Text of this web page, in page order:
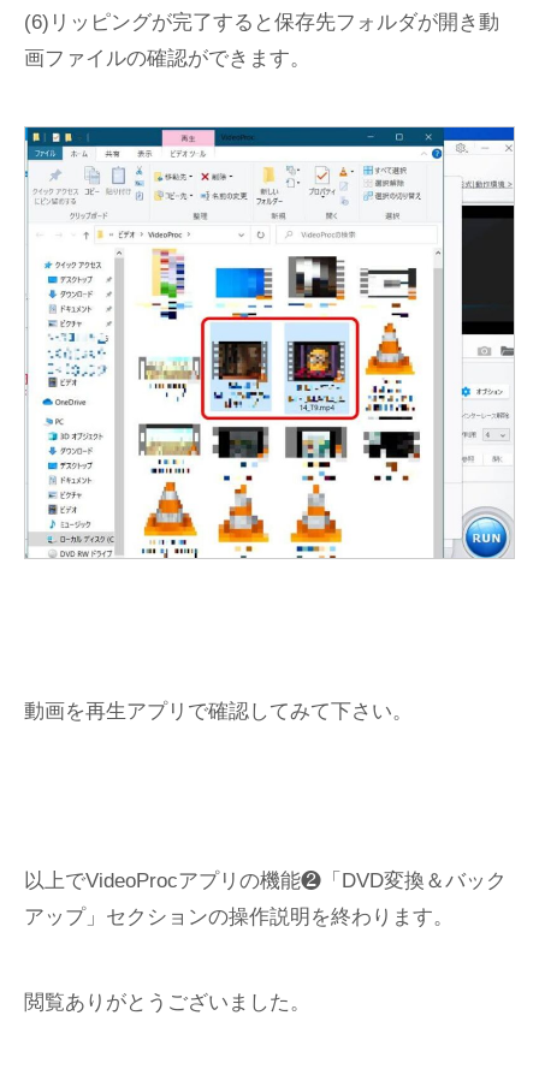
(6)リッピングが完了すると保存先フォルダが開き動
画ファイルの確認ができます。
動画を再生アプリで確認してみて下さい。
以上でVideoProcアプリの機能❷「DVD変換＆バック
アップ」セクションの操作説明を終わります。
閲覧ありがとうございました。